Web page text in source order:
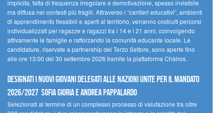
implicita, fatta di frequenza irregolare e demotivazione, spesso invisibile
ma diffusa nei contesti più fragili. Attraverso i “cantieri educativi”, ambienti
di apprendimento flessibili e aperti al territorio, verranno costruiti percorsi
individualizzati per ragazze e ragazzi tra i 14 e i 21 anni, coinvolgendo
attivamente le famiglie e rafforzando la comunità educante locale. Le
candidature, riservate a partnership del Terzo Settore, sono aperte fino
alle ore 13:00 del 30 settembre 2026 tramite la piattaforma Chàiros.
Designati i nuovi Giovani Delegati alle Nazioni Unite per il mandato
2026/2027 Sofia Gioria e Andrea Pappalardo
Selezionati al termine di un complesso processo di valutazione tra oltre